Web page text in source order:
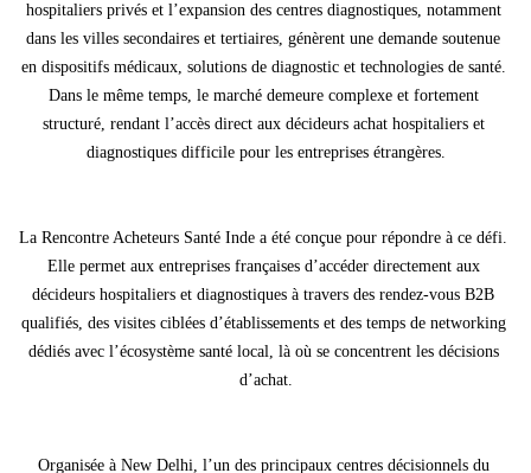
hospitaliers privés et l’expansion des centres diagnostiques, notamment
dans les villes secondaires et tertiaires, génèrent une demande soutenue
en dispositifs médicaux, solutions de diagnostic et technologies de santé.
Dans le même temps, le marché demeure complexe et fortement
structuré, rendant l’accès direct aux décideurs achat hospitaliers et
diagnostiques difficile pour les entreprises étrangères.
La Rencontre Acheteurs Santé Inde a été conçue pour répondre à ce défi.
Elle permet aux entreprises françaises d’accéder directement aux
décideurs hospitaliers et diagnostiques à travers des rendez-vous B2B
qualifiés, des visites ciblées d’établissements et des temps de networking
dédiés avec l’écosystème santé local, là où se concentrent les décisions
d’achat.
Organisée à New Delhi, l’un des principaux centres décisionnels du